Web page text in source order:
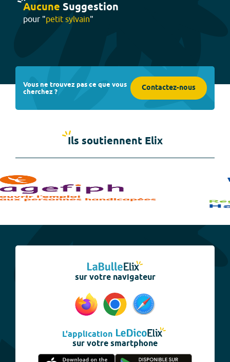
Aucune Suggestion
pour "petit sylvain"
Vous ne trouvez pas ce que vous
cherchez ? Contactez-nous
Ils soutiennent Elix
sur votre navigateur
L'application
sur votre smartphone